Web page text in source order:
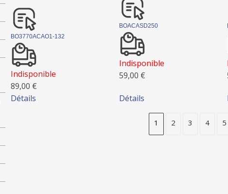
Détails
BO3770ACAO1-132
Indisponible
89,00 €
Détails
BOACASD250
Indisponible
59,00 €
1 2 3 4 5